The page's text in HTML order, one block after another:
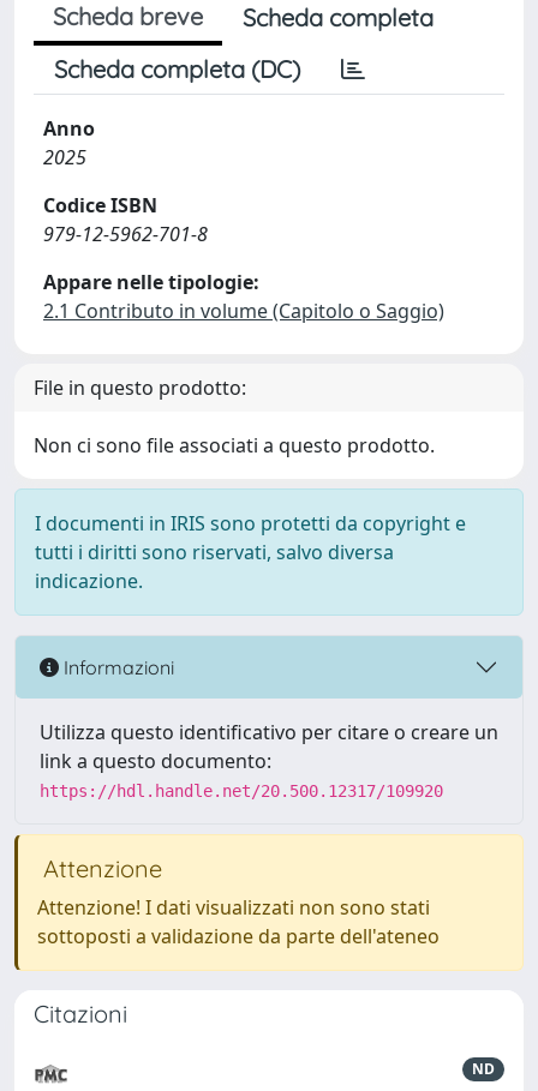
Scheda breve
Scheda completa
Scheda completa (DC)
Anno
2025
Codice ISBN
979-12-5962-701-8
Appare nelle tipologie:
2.1 Contributo in volume (Capitolo o Saggio)
File in questo prodotto:
Non ci sono file associati a questo prodotto.
I documenti in IRIS sono protetti da copyright e
tutti i diritti sono riservati, salvo diversa
indicazione.
Informazioni
Utilizza questo identificativo per citare o creare un
link a questo documento:
https://hdl.handle.net/20.500.12317/109920
Attenzione
Attenzione! I dati visualizzati non sono stati
sottoposti a validazione da parte dell'ateneo
Citazioni
ND